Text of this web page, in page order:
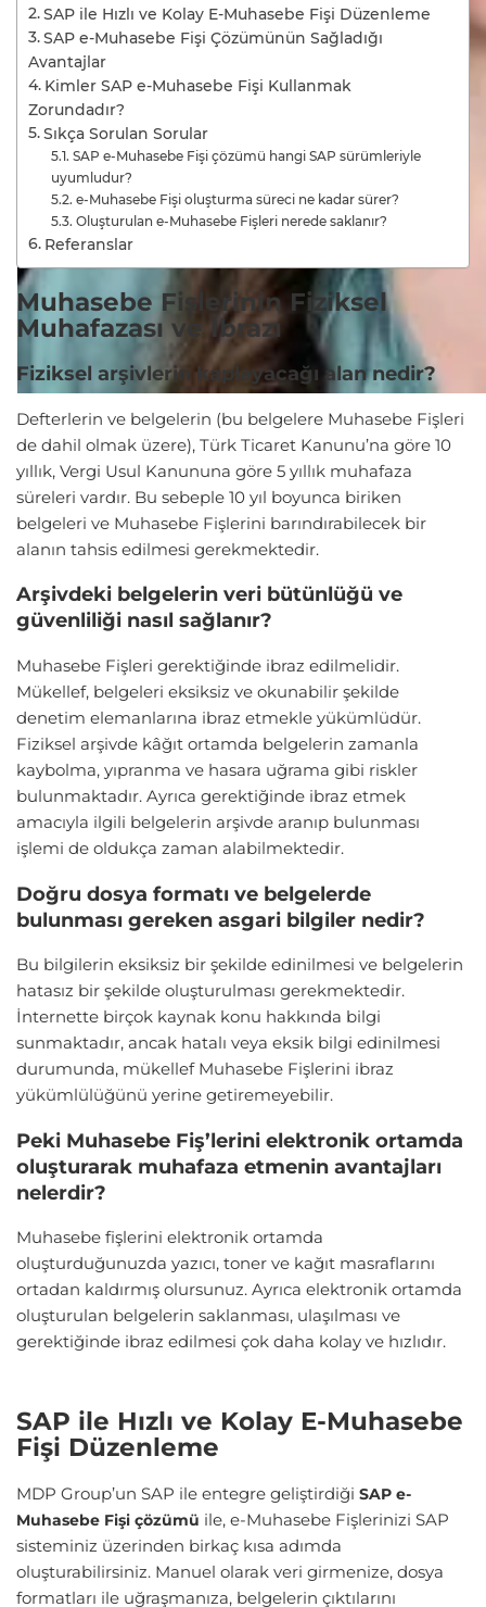
SAP ile Hızlı ve Kolay E-Muhasebe Fişi Düzenleme
SAP e-Muhasebe Fişi Çözümünün Sağladığı
Avantajlar
Kimler SAP e-Muhasebe Fişi Kullanmak
Zorundadır?
Sıkça Sorulan Sorular
SAP e-Muhasebe Fişi çözümü hangi SAP sürümleriyle
uyumludur?
e-Muhasebe Fişi oluşturma süreci ne kadar sürer?
Oluşturulan e-Muhasebe Fişleri nerede saklanır?
Referanslar
Muhasebe Fişlerinin Fiziksel
Muhafazası ve İbrazı
Fiziksel arşivlerin kaplayacağı alan nedir?
Defterlerin ve belgelerin (bu belgelere Muhasebe Fişleri
de dahil olmak üzere), Türk Ticaret Kanunu’na göre 10
yıllık, Vergi Usul Kanununa göre 5 yıllık muhafaza
süreleri vardır. Bu sebeple 10 yıl boyunca biriken
belgeleri ve Muhasebe Fişlerini barındırabilecek bir
alanın tahsis edilmesi gerekmektedir.
Arşivdeki belgelerin veri bütünlüğü ve
güvenliliği nasıl sağlanır?
Muhasebe Fişleri gerektiğinde ibraz edilmelidir.
Mükellef, belgeleri eksiksiz ve okunabilir şekilde
denetim elemanlarına ibraz etmekle yükümlüdür.
Fiziksel arşivde kâğıt ortamda belgelerin zamanla
kaybolma, yıpranma ve hasara uğrama gibi riskler
bulunmaktadır. Ayrıca gerektiğinde ibraz etmek
amacıyla ilgili belgelerin arşivde aranıp bulunması
işlemi de oldukça zaman alabilmektedir.
Doğru dosya formatı ve belgelerde
bulunması gereken asgari bilgiler nedir?
Bu bilgilerin eksiksiz bir şekilde edinilmesi ve belgelerin
hatasız bir şekilde oluşturulması gerekmektedir.
İnternette birçok kaynak konu hakkında bilgi
sunmaktadır, ancak hatalı veya eksik bilgi edinilmesi
durumunda, mükellef Muhasebe Fişlerini ibraz
yükümlülüğünü yerine getiremeyebilir.
Peki Muhasebe Fiş’lerini elektronik ortamda
oluşturarak muhafaza etmenin avantajları
nelerdir?
Muhasebe fişlerini elektronik ortamda
oluşturduğunuzda yazıcı, toner ve kağıt masraflarını
ortadan kaldırmış olursunuz. Ayrıca elektronik ortamda
oluşturulan belgelerin saklanması, ulaşılması ve
gerektiğinde ibraz edilmesi çok daha kolay ve hızlıdır.
SAP ile Hızlı ve Kolay E-Muhasebe
Fişi Düzenleme
MDP Group’un SAP ile entegre geliştirdiği SAP e-
Muhasebe Fişi çözümü ile, e-Muhasebe Fişlerinizi SAP
sisteminiz üzerinden birkaç kısa adımda
oluşturabilirsiniz. Manuel olarak veri girmenize, dosya
formatları ile uğraşmanıza, belgelerin çıktılarını